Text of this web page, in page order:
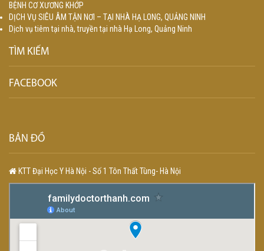
BỆNH CƠ XƯƠNG KHỚP
DỊCH VỤ SIÊU ÂM TẬN NƠI – TẠI NHÀ HẠ LONG, QUẢNG NINH
Dịch vụ tiêm tại nhà, truyền tại nhà Hạ Long, Quảng Ninh
TÌM KIẾM
FACEBOOK
BẢN ĐỒ
KTT Đại Học Y Hà Nội - Số 1 Tôn Thất Tùng- Hà Nội